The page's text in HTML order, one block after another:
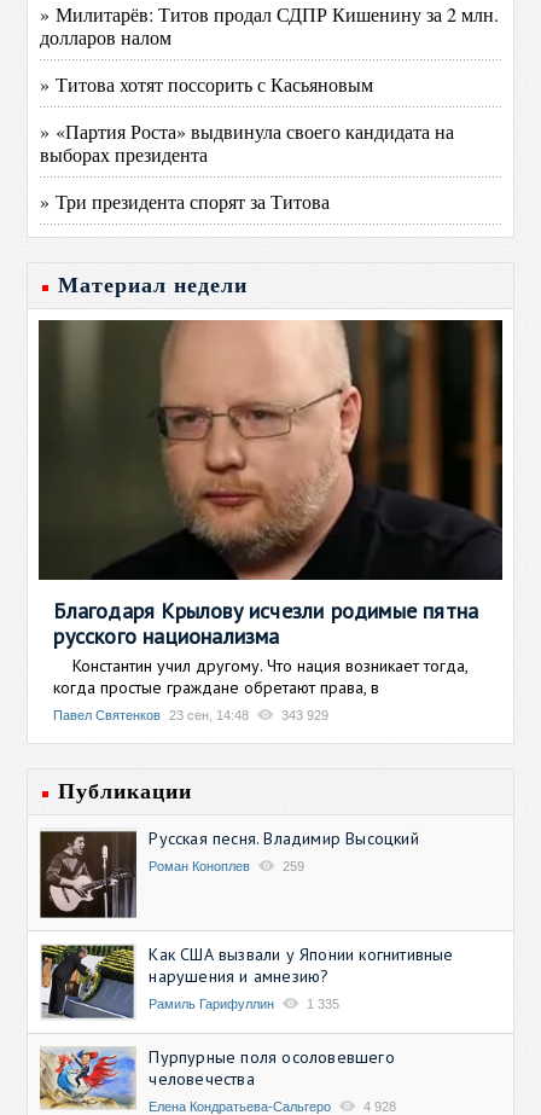
» Милитарёв: Титов продал СДПР Кишенину за 2 млн.
долларов налом
» Титова хотят поссорить с Касьяновым
» «Партия Роста» выдвинула своего кандидата на
выборах президента
» Три президента спорят за Титова
Материал недели
Благодаря Крылову исчезли родимые пятна
русского национализма
Константин учил другому. Что нация возникает тогда,
когда простые граждане обретают права, в
Павел Святенков 23 сен, 14:48 343 929
Публикации
Русская песня. Владимир Высоцкий
Роман Коноплев 259
Как США вызвали у Японии когнитивные
нарушения и амнезию?
Рамиль Гарифуллин 1 335
Пурпурные поля осоловевшего
человечества
Елена Кондратьева-Сальгеро 4 928